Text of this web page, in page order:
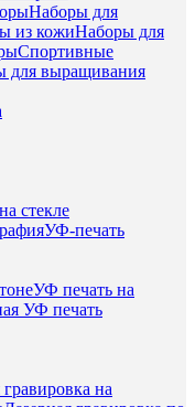
Наборы для
из кожиНаборы для
Спортивные
для выращивания
стекле
УФ-печать
УФ печать на
УФ печать
на